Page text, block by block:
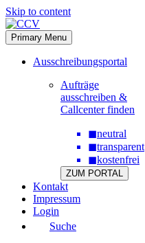
Skip to content
Primary Menu
Ausschreibungsportal
Aufträge
ausschreiben &
Callcenter finden
◼neutral
◼transparent
◼kostenfrei
ZUM PORTAL
Kontakt
Impressum
Login
Suche